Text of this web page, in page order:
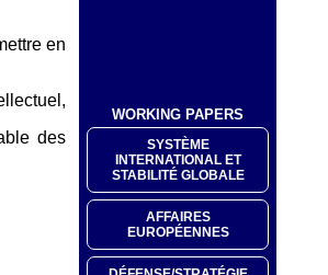
en
des
WORKING PAPERS
SYSTÈME
INTERNATIONAL ET
STABILITÉ GLOBALE
AFFAIRES
EUROPÉENNES